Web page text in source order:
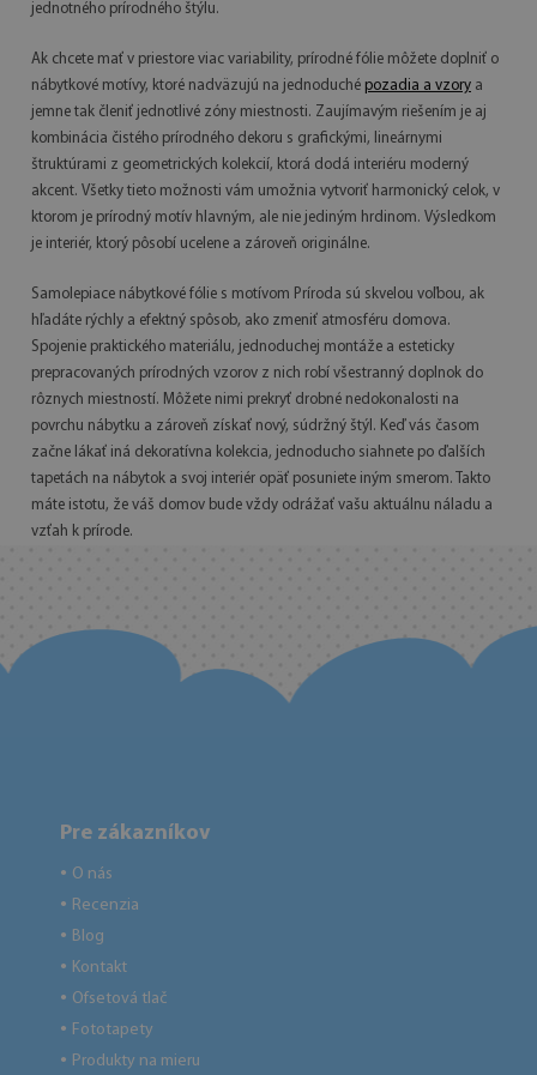
jednotného prírodného štýlu.
Ak chcete mať v priestore viac variability, prírodné fólie môžete doplniť o
nábytkové motívy, ktoré nadväzujú na jednoduché pozadia a vzory a
jemne tak členiť jednotlivé zóny miestnosti. Zaujímavým riešením je aj
kombinácia čistého prírodného dekoru s grafickými, lineárnymi
štruktúrami z geometrických kolekcií, ktorá dodá interiéru moderný
akcent. Všetky tieto možnosti vám umožnia vytvoriť harmonický celok, v
ktorom je prírodný motív hlavným, ale nie jediným hrdinom. Výsledkom
je interiér, ktorý pôsobí ucelene a zároveň originálne.
Samolepiace nábytkové fólie s motívom Príroda sú skvelou voľbou, ak
hľadáte rýchly a efektný spôsob, ako zmeniť atmosféru domova.
Spojenie praktického materiálu, jednoduchej montáže a esteticky
prepracovaných prírodných vzorov z nich robí všestranný doplnok do
rôznych miestností. Môžete nimi prekryť drobné nedokonalosti na
povrchu nábytku a zároveň získať nový, súdržný štýl. Keď vás časom
začne lákať iná dekoratívna kolekcia, jednoducho siahnete po ďalších
tapetách na nábytok a svoj interiér opäť posuniete iným smerom. Takto
máte istotu, že váš domov bude vždy odrážať vašu aktuálnu náladu a
vzťah k prírode.
Pre zákazníkov
● O nás
● Recenzia
● Blog
● Kontakt
● Ofsetová tlač
● Fototapety
● Produkty na mieru